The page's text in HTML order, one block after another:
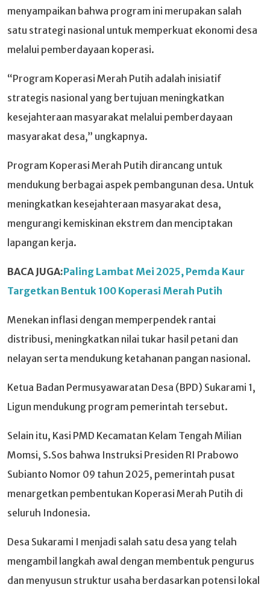
menyampaikan bahwa program ini merupakan salah
satu strategi nasional untuk memperkuat ekonomi desa
melalui pemberdayaan koperasi.
“Program Koperasi Merah Putih adalah inisiatif
strategis nasional yang bertujuan meningkatkan
kesejahteraan masyarakat melalui pemberdayaan
masyarakat desa,” ungkapnya.
Program Koperasi Merah Putih dirancang untuk
mendukung berbagai aspek pembangunan desa. Untuk
meningkatkan kesejahteraan masyarakat desa,
mengurangi kemiskinan ekstrem dan menciptakan
lapangan kerja.
BACA JUGA:Paling Lambat Mei 2025, Pemda Kaur
Targetkan Bentuk 100 Koperasi Merah Putih
Menekan inflasi dengan memperpendek rantai
distribusi, meningkatkan nilai tukar hasil petani dan
nelayan serta mendukung ketahanan pangan nasional.
Ketua Badan Permusyawaratan Desa (BPD) Sukarami 1,
Ligun mendukung program pemerintah tersebut.
Selain itu, Kasi PMD Kecamatan Kelam Tengah Milian
Momsi, S.Sos bahwa Instruksi Presiden RI Prabowo
Subianto Nomor 09 tahun 2025, pemerintah pusat
menargetkan pembentukan Koperasi Merah Putih di
seluruh Indonesia.
Desa Sukarami I menjadi salah satu desa yang telah
mengambil langkah awal dengan membentuk pengurus
dan menyusun struktur usaha berdasarkan potensi lokal